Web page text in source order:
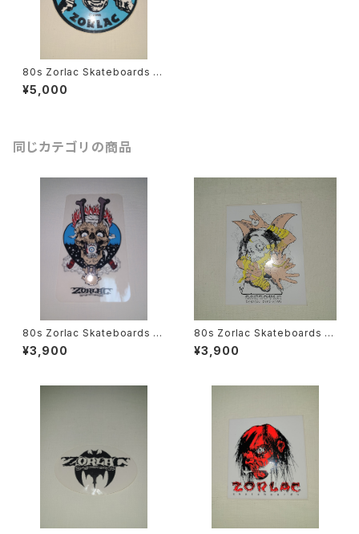
80s Zorlac Skateboards ス
テッカー Shut Up And Skate
スケートボード ヴィンテージ
¥5,000
同じカテゴリの商品
80s Zorlac Skateboards ス
テッカー Pushead サイキック
メタリカ Metallica スケート
¥3,900
80s Zorlac Skateboards ス
テッカー Pushead ガーゴイ
ル2 スケートボード
¥3,900